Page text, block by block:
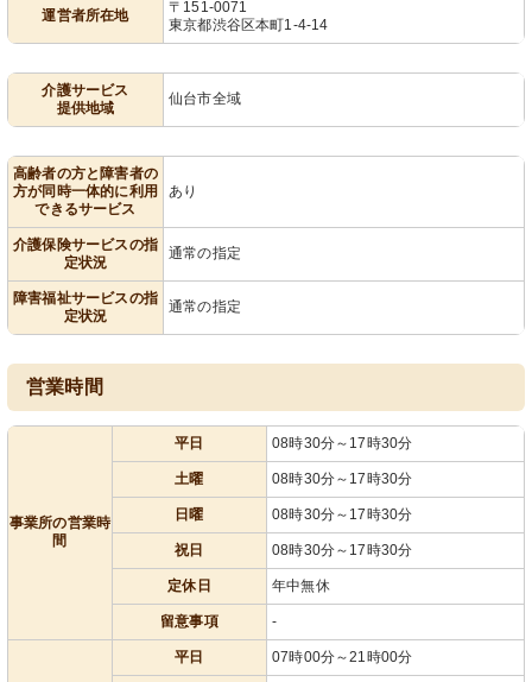
運営者所在地
〒151-0071
東京都渋谷区本町1-4-14
介護サービス
提供地域
仙台市全域
高齢者の方と障害者の
方が同時一体的に利用
できるサービス
あり
介護保険サービスの指
定状況
通常の指定
障害福祉サービスの指
定状況
通常の指定
営業時間
事業所の営業時
間
平日 08時30分～17時30分
土曜 08時30分～17時30分
日曜 08時30分～17時30分
祝日 08時30分～17時30分
定休日 年中無休
留意事項 -
平日 07時00分～21時00分